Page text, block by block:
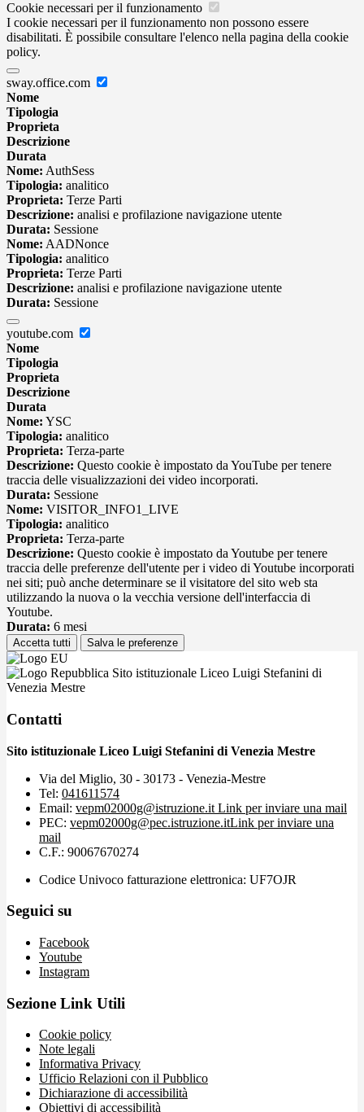
Cookie necessari per il funzionamento
I cookie necessari per il funzionamento non possono essere
disabilitati. È possibile consultare l'elenco nella pagina della cookie
policy.
sway.office.com
Nome
Tipologia
Proprieta
Descrizione
Durata
Nome: AuthSess
Tipologia: analitico
Proprieta: Terze Parti
Descrizione: analisi e profilazione navigazione utente
Durata: Sessione
Nome: AADNonce
Tipologia: analitico
Proprieta: Terze Parti
Descrizione: analisi e profilazione navigazione utente
Durata: Sessione
youtube.com
Nome
Tipologia
Proprieta
Descrizione
Durata
Nome: YSC
Tipologia: analitico
Proprieta: Terza-parte
Descrizione: Questo cookie è impostato da YouTube per tenere
traccia delle visualizzazioni dei video incorporati.
Durata: Sessione
Nome: VISITOR_INFO1_LIVE
Tipologia: analitico
Proprieta: Terza-parte
Descrizione: Questo cookie è impostato da Youtube per tenere
traccia delle preferenze dell'utente per i video di Youtube incorporati
nei siti; può anche determinare se il visitatore del sito web sta
utilizzando la nuova o la vecchia versione dell'interfaccia di
Youtube.
Durata: 6 mesi
Accetta tutti Salva le preferenze
Sito istituzionale Liceo Luigi Stefanini di
Venezia Mestre
Contatti
Sito istituzionale Liceo Luigi Stefanini di Venezia Mestre
Via del Miglio, 30 - 30173 - Venezia-Mestre
Tel: 041611574
Email: vepm02000g@istruzione.it Link per inviare una mail
PEC: vepm02000g@pec.istruzione.itLink per inviare una
mail
C.F.: 90067670274
Codice Univoco fatturazione elettronica: UF7OJR
Seguici su
Facebook
Youtube
Instagram
Sezione Link Utili
Cookie policy
Note legali
Informativa Privacy
Ufficio Relazioni con il Pubblico
Dichiarazione di accessibilità
Obiettivi di accessibilità